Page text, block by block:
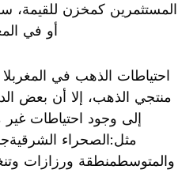
المستثمرين كمخزن للقيمة،
أو في
منتجي الذهب، إلا أن بعض
إلى وجود احتياطات
مثل:الصحراء